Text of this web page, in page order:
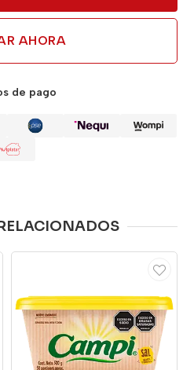
AHORA
de pago